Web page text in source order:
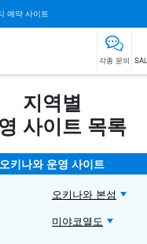
예약 사이트
각종 문의
지역별
사이트 목록
오키나와 운영 사이트
오키나와 본섬
미야코열도